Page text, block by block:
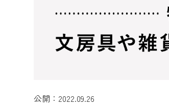
公開：2022.09.26